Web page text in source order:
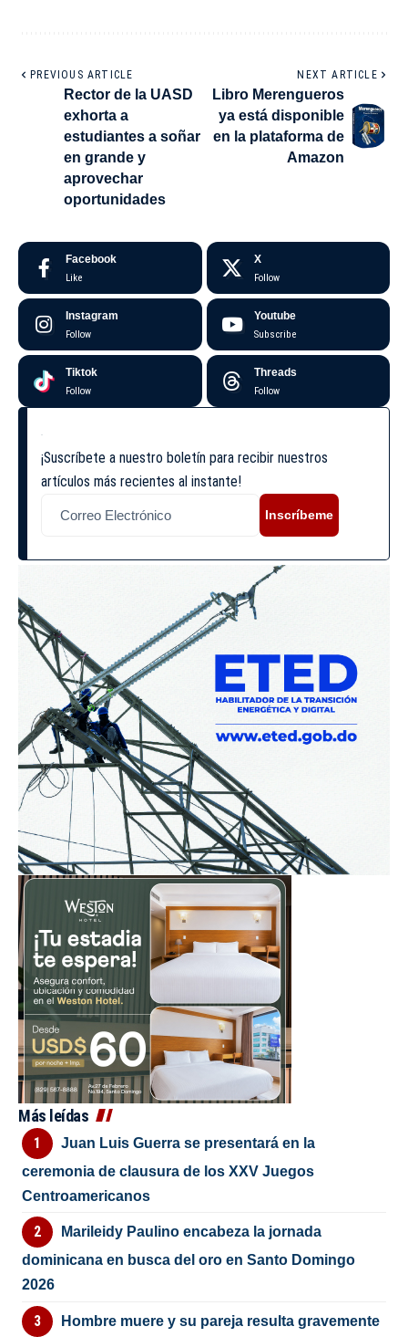
PREVIOUS ARTICLE
Rector de la UASD
exhorta a
estudiantes a soñar
en grande y
aprovechar
oportunidades
NEXT ARTICLE
Libro Merengueros
ya está disponible
en la plataforma de
Amazon
Facebook
Like
X
Follow
Instagram
Follow
Youtube
Subscribe
Tiktok
Follow
Threads
Follow
¡Suscríbete a nuestro boletín para recibir nuestros
artículos más recientes al instante!
Inscríbeme
Más leídas
Juan Luis Guerra se presentará en la
ceremonia de clausura de los XXV Juegos
Centroamericanos
Marileidy Paulino encabeza la jornada
dominicana en busca del oro en Santo Domingo
2026
Hombre muere y su pareja resulta gravemente